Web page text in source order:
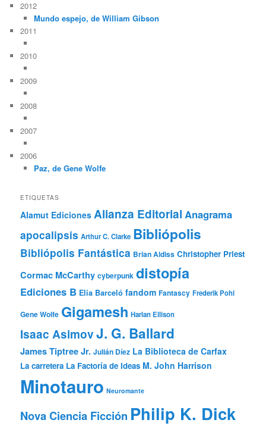
2012
Mundo espejo, de William Gibson
2011
2010
2009
2008
2007
2006
Paz, de Gene Wolfe
ETIQUETAS
Alamut Ediciones Alianza Editorial Anagrama
apocalipsis Arthur C. Clarke Bibliópolis
Bibliópolis Fantástica Brian Aldiss Christopher Priest
Cormac McCarthy cyberpunk distopía
Ediciones B Elia Barceló fandom Fantascy Frederik Pohl
Gene Wolfe Gigamesh Harlan Ellison
Isaac AsimovJ. G. Ballard
James Tiptree Jr. Julián Díez La Biblioteca de Carfax
La carretera La Factoría de Ideas M. John Harrison
Minotauro Neuromante
Nova Ciencia Ficción Philip K. Dick